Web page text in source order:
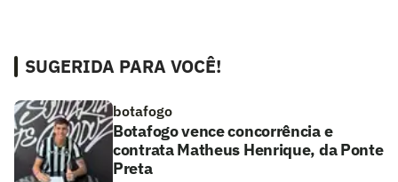
SUGERIDA PARA VOCÊ!
botafogo
Botafogo vence concorrência e
contrata Matheus Henrique, da Ponte
Preta